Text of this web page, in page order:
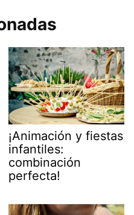
¡Animación y fiestas
infantiles:
combinación
perfecta!